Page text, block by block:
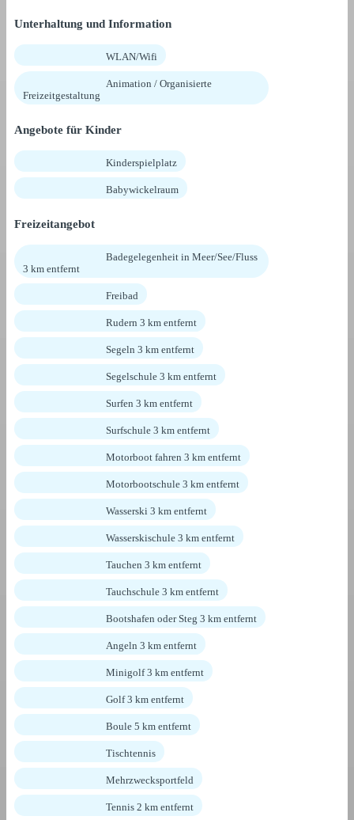
Unterhaltung und Information
WLAN/Wifi
Animation / Organisierte
Freizeitgestaltung
Angebote für Kinder
Kinderspielplatz
Babywickelraum
Freizeitangebot
Badegelegenheit in Meer/See/Fluss
3 km entfernt
Freibad
Rudern 3 km entfernt
Segeln 3 km entfernt
Segelschule 3 km entfernt
Surfen 3 km entfernt
Surfschule 3 km entfernt
Motorboot fahren 3 km entfernt
Motorbootschule 3 km entfernt
Wasserski 3 km entfernt
Wasserskischule 3 km entfernt
Tauchen 3 km entfernt
Tauchschule 3 km entfernt
Bootshafen oder Steg 3 km entfernt
Angeln 3 km entfernt
Minigolf 3 km entfernt
Golf 3 km entfernt
Boule 5 km entfernt
Tischtennis
Mehrzwecksportfeld
Tennis 2 km entfernt